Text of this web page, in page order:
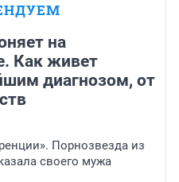
на
Как живет
диагнозом, от
Порнозвезда из
своего мужа